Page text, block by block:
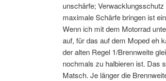
unschärfe;
maximale Schärfe bringen ist
Wenn ich mit dem Motorrad
auf, für das auf dem Moped eh
der alten Regel 1/Brennweite
nochmals zu halbieren ist. Das
Matsch. Je länger die